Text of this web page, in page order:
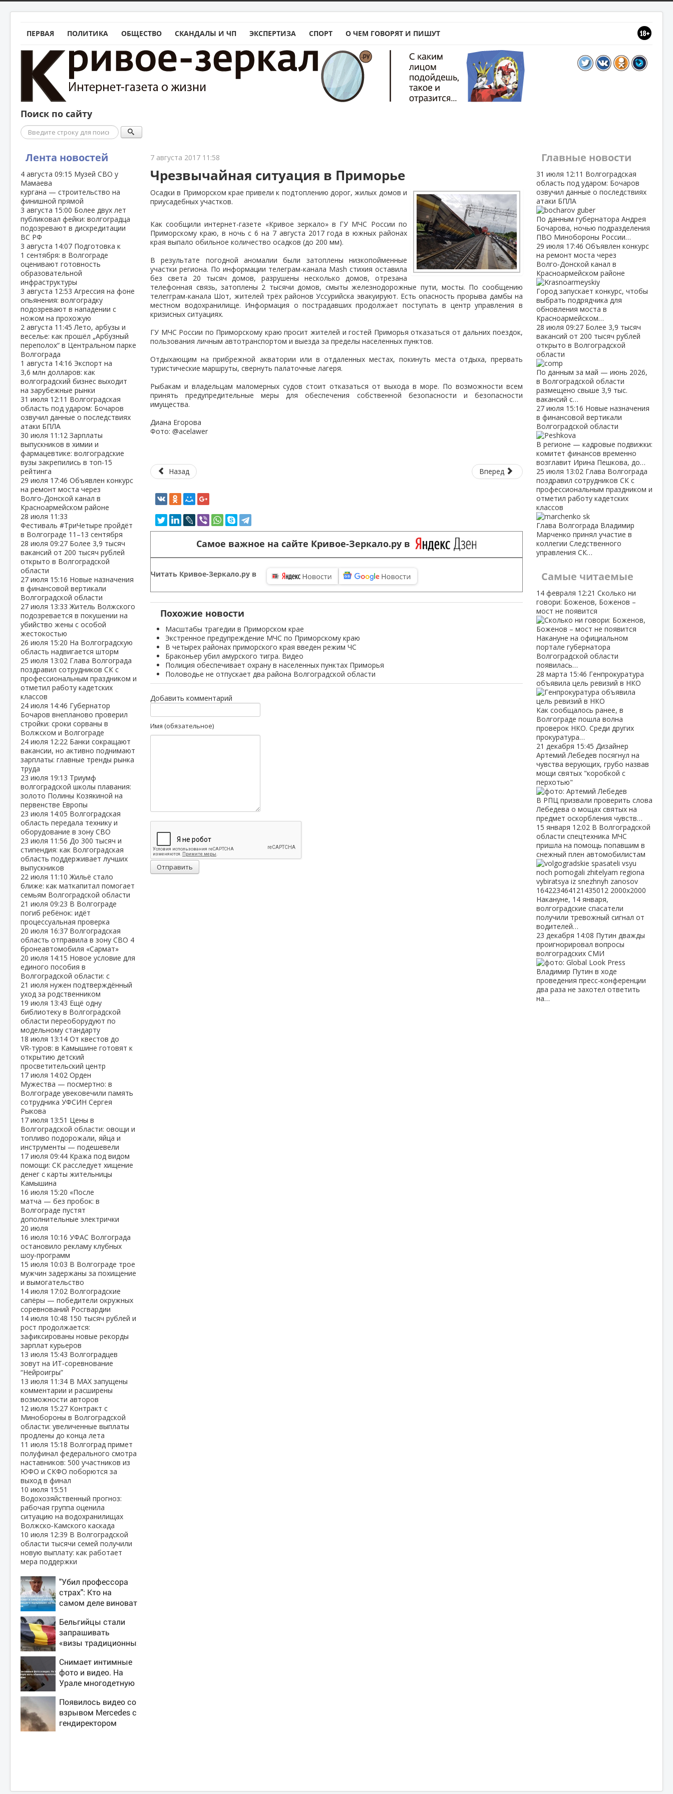
ПЕРВАЯ ПОЛИТИКА ОБЩЕСТВО СКАНДАЛЫ И ЧП ЭКСПЕРТИЗА СПОРТ О ЧЕМ ГОВОРЯТ И ПИШУТ
Поиск по сайту
Поиск
Лента новостей
4 августа 09:15 Музей СВО у
Мамаева
кургана — строительство на
финишной прямой
3 августа 15:00 Более двух лет
публиковал фейки: волгоградца
подозревают в дискредитации
ВС РФ
3 августа 14:07 Подготовка к
1 сентября: в Волгограде
оценивают готовность
образовательной
инфраструктуры
3 августа 12:53 Агрессия на фоне
опьянения: волгоградку
подозревают в нападении с
ножом на прохожую
2 августа 11:45Лето, арбузы и
веселье: как прошёл „Арбузный
переполох“ в Центральном парке
Волгограда
1 августа 14:16 Экспорт на
3,6 млн долларов: как
волгоградский бизнес выходит
на зарубежные рынки
31 июля 12:11 Волгоградская
область под ударом: Бочаров
озвучил данные о последствиях
атаки БПЛА
30 июля 11:12 Зарплаты
выпускников в химии и
фармацевтике: волгоградские
вузы закрепились в топ‑15
рейтинга
29 июля 17:46 Объявлен конкурс
на ремонт моста через
Волго‑Донской канал в
Красноармейском районе
28 июля 11:33
Фестиваль #ТриЧетыре пройдёт
в Волгограде 11–13 сентября
28 июля 09:27 Более 3,9 тысяч
вакансий от 200 тысяч рублей
открыто в Волгоградской
области
27 июля 15:16 Новые назначения
в финансовой вертикали
Волгоградской области
27 июля 13:33Житель Волжского
подозревается в покушении на
убийство жены с особой
жестокостью
26 июля 15:20 На Волгоградскую
область надвигается шторм
25 июля 13:02 Глава Волгограда
поздравил сотрудников СК с
профессиональным праздником и
отметил работу кадетских
классов
24 июля 14:46 Губернатор
Бочаров внепланово проверил
стройки: сроки сорваны в
Волжском и Волгограде
24 июля 12:22 Банки сокращают
вакансии, но активно поднимают
зарплаты: главные тренды рынка
труда
23 июля 19:13 Триумф
волгоградской школы плавания:
золото Полины Козякиной на
первенстве Европы
23 июля 14:05 Волгоградская
область передала технику и
оборудование в зону СВО
23 июля 11:56 До 300 тысяч и
стипендия: как Волгоградская
область поддерживает лучших
выпускников
22 июля 11:10Жильё стало
ближе: как маткапитал помогает
семьям Волгоградской области
21 июля 09:23 В Волгограде
погиб ребёнок: идёт
процессуальная проверка
20 июля 16:37 Волгоградская
область отправила в зону СВО 4
бронеавтомобиля «Сармат»
20 июля 14:15 Новое условие для
единого пособия в
Волгоградской области: с
21 июля нужен подтверждённый
уход за родственником
19 июля 13:43 Ещё одну
библиотеку в Волгоградской
области переоборудуют по
модельному стандарту
18 июля 13:14 От квестов до
VR‑туров: в Камышине готовят к
открытию детский
просветительский центр
17 июля 14:02 Орден
Мужества — посмертно: в
Волгограде увековечили память
сотрудника УФСИН Сергея
Рыкова
17 июля 13:51 Цены в
Волгоградской области: овощи и
топливо подорожали, яйца и
инструменты — подешевели
17 июля 09:44 Кража под видом
помощи: СК расследует хищение
денег с карты жительницы
Камышина
16 июля 15:20 «После
матча — без пробок: в
Волгограде пустят
дополнительные электрички
20 июля
16 июля 10:16 УФАС Волгограда
остановило рекламу клубных
шоу‑программ
15 июля 10:03 В Волгограде трое
мужчин задержаны за похищение
и вымогательство
14 июля 17:02 Волгоградские
сапёры — победители окружных
соревнований Росгвардии
14 июля 10:48 150 тысяч рублей и
рост продолжается:
зафиксированы новые рекорды
зарплат курьеров
13 июля 15:43 Волгоградцев
зовут на ИТ‑соревнование
“Нейроигры”
13 июля 11:34 В МАХ запущены
комментарии и расширены
возможности авторов
12 июля 15:27 Контракт с
Минобороны в Волгоградской
области: увеличенные выплаты
продлены до конца лета
11 июля 15:18 Волгоград примет
полуфинал федерального смотра
наставников: 500 участников из
ЮФО и СКФО поборются за
выход в финал
10 июля 15:51
Водохозяйственный прогноз:
рабочая группа оценила
ситуацию на водохранилищах
Волжско‑Камского каскада
10 июля 12:39 В Волгоградской
области тысячи семей получили
новую выплату: как работает
мера поддержки
"Убил профессора
страх": Кто на
самом деле виноват
Зезина,
остановившего
мальчишек на поле
Бельгийцы стали
запрашивать
«визы традиционных
посольстве РФ
Снимает интимные
фото и видео. На
Урале многодетную
изготовлении
порнографии
Появилось видео со
взрывом Mercedes с
гендиректором
7 августа 2017 11:58
Чрезвычайная ситуация в Приморье
Осадки в Приморском крае привели к подтоплению дорог, жилых домов и
приусадебных участков.
Как сообщили интернет-газете «Кривое зеркало» в ГУ МЧС России по
Приморскому краю, в ночь с 6 на 7 августа 2017 года в южных районах
края выпало обильное количество осадков (до 200 мм).
В результате погодной аномалии были затоплены низкопойменные
участки региона. По информации телеграм-канала Mash стихия оставила
без света 20 тысяч домов, разрушены несколько домов, отрезана
телефонная связь, затоплены 2 тысячи домов, смыты железнодорожные пути, мосты. По сообщению
телегграм-канала Шот, жителей трёх районов Уссурийска эвакуируют. Есть опасность прорыва дамбы на
местном водохранилище. Информация о пострадавших продолжает поступать в центр управления в
кризисных ситуациях.
ГУ МЧС России по Приморскому краю просит жителей и гостей Приморья отказаться от дальних поездок,
пользования личным автотранспортом и выезда за пределы населенных пунктов.
Отдыхающим на прибрежной акватории или в отдаленных местах, покинуть места отдыха, прервать
туристические маршруты, свернуть палаточные лагеря.
Рыбакам и владельцам маломерных судов стоит отказаться от выхода в море. По возможности всем
принять предупредительные меры для обеспечения собственной безопасности и безопасности
имущества.
Диана Егорова
Фото: @acelawer
Назад Вперед
Самое важное на сайте Кривое-Зеркало.ру в
Читать Кривое-Зеркало.ру в
Похожие новости
Масштабы трагедии в Приморском крае
Экстренное предупреждение МЧС по Приморскому краю
В четырех районах приморского края введен режим ЧС
Браконьер убил амурского тигра. Видео
Полиция обеспечивает охрану в населенных пунктах Приморья
Половодье не отпускает два района Волгоградской области
Добавить комментарий
Имя (обязательное)
Отправить
Главные новости
31 июля 12:11 Волгоградская
область под ударом: Бочаров
озвучил данные о последствиях
атаки БПЛА
По данным губернатора Андрея
Бочарова, ночью подразделения
ПВО Минобороны России…
29 июля 17:46 Объявлен конкурс
на ремонт моста через
Волго‑Донской канал в
Красноармейском районе
Город запускает конкурс, чтобы
выбрать подрядчика для
обновления моста в
Красноармейском…
28 июля 09:27 Более 3,9 тысяч
вакансий от 200 тысяч рублей
открыто в Волгоградской
области
По данным за май — июнь 2026,
в Волгоградской области
размещено свыше 3,9 тыс.
вакансий с…
27 июля 15:16 Новые назначения
в финансовой вертикали
Волгоградской области
В регионе — кадровые подвижки:
комитет финансов временно
возглавит Ирина Пешкова, до…
25 июля 13:02 Глава Волгограда
поздравил сотрудников СК с
профессиональным праздником и
отметил работу кадетских
классов
Глава Волгограда Владимир
Марченко принял участие в
коллегии Следственного
управления СК…
Самые читаемые
14 февраля 12:21 Сколько ни
говори: Боженов, Боженов –
мост не появится
Накануне на официальном
портале губернатора
Волгоградской области
появилась…
28 марта 15:46 Генпрокуратура
объявила цель ревизий в НКО
Как сообщалось ранее, в
Волгограде пошла волна
проверок НКО. Среди других
прокуратура…
21 декабря 15:45 Дизайнер
Артемий Лебедев посягнул на
чувства верующих, грубо назвав
мощи святых "коробкой с
перхотью"
В РПЦ призвали проверить слова
Лебедева о мощах святых на
предмет оскорбления чувств…
15 января 12:02 В Волгоградской
области спецтехника МЧС
пришла на помощь попавшим в
снежный плен автомобилистам
Накануне, 14 января,
волгоградские спасатели
получили тревожный сигнал от
водителей…
23 декабря 14:08 Путин дважды
проигнорировал вопросы
волгоградских СМИ
Владимир Путин в ходе
проведения пресс-конференции
два раза не захотел ответить
на…